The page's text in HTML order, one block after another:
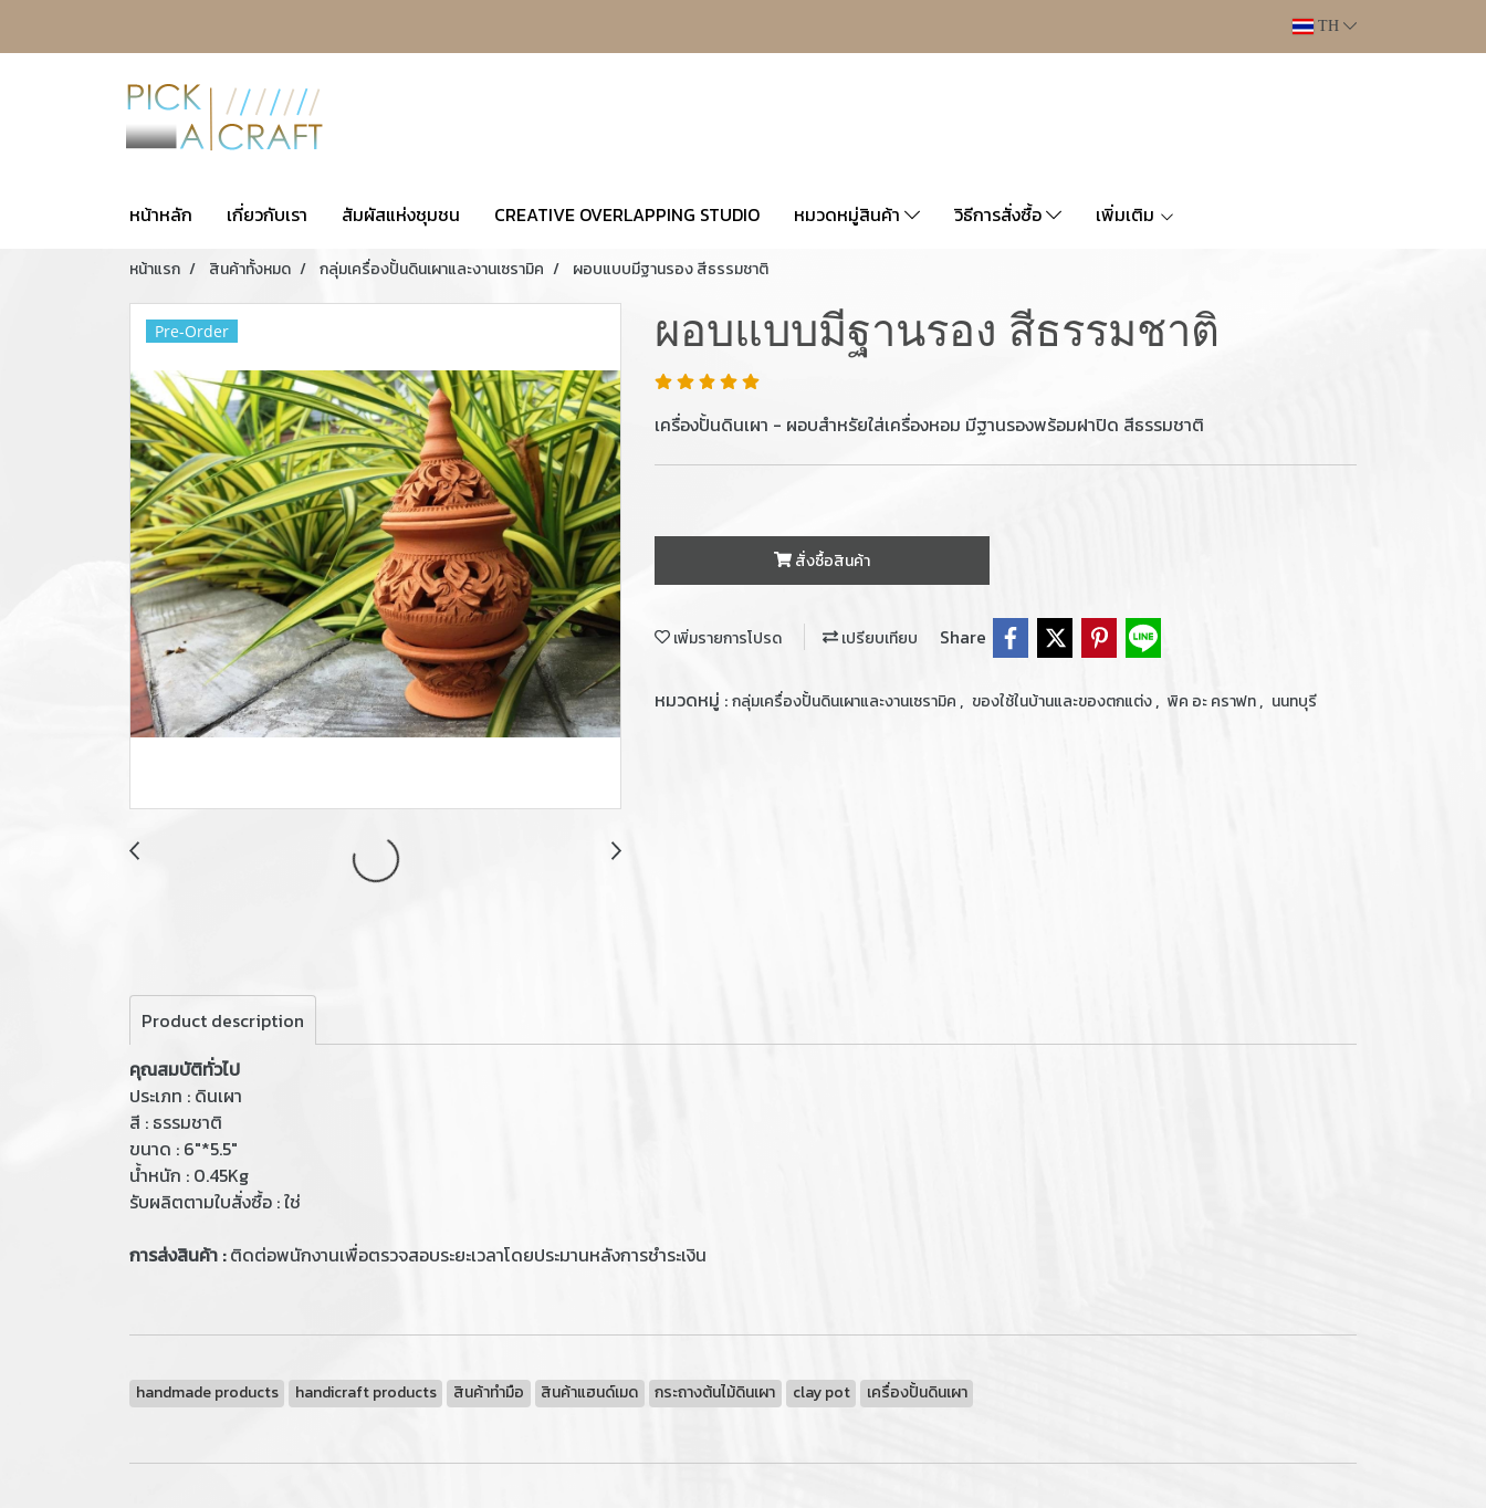
TH
หน้าหลัก เกี่ยวกับเรา สัมผัสแห่งชุมชน CREATIVE OVERLAPPING STUDIO หมวดหมู่สินค้า วิธีการสั่งซื้อ เพิ่มเติม
หน้าแรก สินค้าทั้งหมด กลุ่มเครื่องปั้นดินเผาและงานเซรามิค ผอบแบบมีฐานรอง สีธรรมชาติ
Pre-Order ผอบแบบมีฐานรอง สีธรรมชาติ
เครื่องปั้นดินเผา - ผอบสำหรัยใส่เครื่องหอม มีฐานรองพร้อมฝาปิด สีธรรมชาติ
สั่งซื้อสินค้า
เพิ่มรายการโปรด เปรียบเทียบ Share
หมวดหมู่ :กลุ่มเครื่องปั้นดินเผาและงานเซรามิค , ของใช้ในบ้านและของตกแต่ง, พิค อะ คราฟท, นนทบุรี
Product description
คุณสมบัติทั่วไป
ประเภท : ดินเผา
สี : ธรรมชาติ
ขนาด : 6"*5.5"
น้ำหนัก : 0.45Kg
รับผลิตตามใบสั่งซื้อ : ใช่
การส่งสินค้า :ติดต่อพนักงานเพื่อตรวจสอบระยะเวลาโดยประมานหลังการชำระเงิน
handmade products handicraft products สินค้าทำมือ สินค้าแฮนด์เมด กระถางต้นไม้ดินเผา clay pot เครื่องปั้นดินเผา